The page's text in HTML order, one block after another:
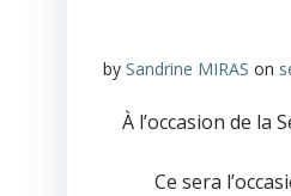
by Sandrine MIRAS on
À l’occasion de la
Ce sera